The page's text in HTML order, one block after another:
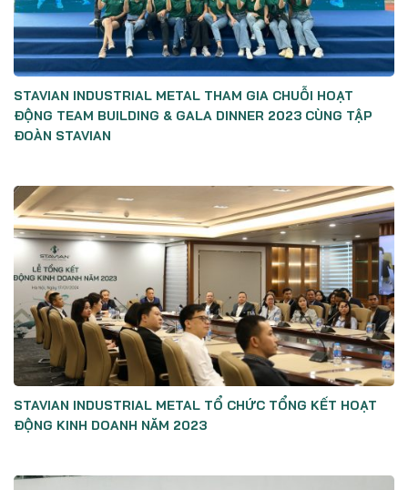
STAVIAN INDUSTRIAL METAL THAM GIA CHUỖI HOẠT
ĐỘNG TEAM BUILDING & GALA DINNER 2023 CÙNG TẬP
ĐOÀN STAVIAN
STAVIAN INDUSTRIAL METAL TỔ CHỨC TỔNG KẾT HOẠT
ĐỘNG KINH DOANH NĂM 2023